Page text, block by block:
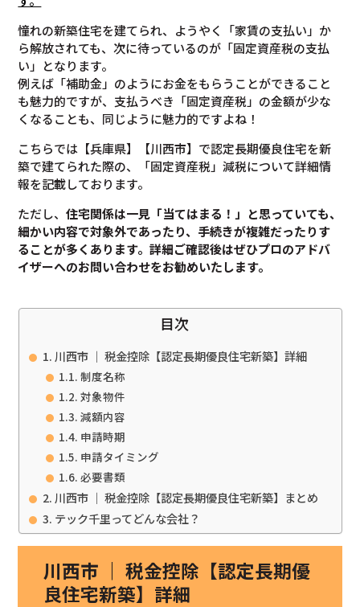
憧れの新築住宅を建てられ、ようやく「家賃の支払い」か
ら解放されても、次に待っているのが「固定資産税の支払
い」となります。
例えば「補助金」のようにお金をもらうことができること
も魅力的ですが、支払うべき「固定資産税」の金額が少な
くなることも、同じように魅力的ですよね！
こちらでは【兵庫県】【川西市】で認定長期優良住宅を新
築で建てられた際の、「固定資産税」減税について詳細情
報を記載しております。
ただし、住宅関係は一見「当てはまる！」と思っていても、
細かい内容で対象外であったり、手続きが複雑だったりす
ることが多くあります。詳細ご確認後はぜひプロのアドバ
イザーへのお問い合わせをお勧めいたします。
目次
川西市 ｜ 税金控除【認定長期優良住宅新築】詳細
制度名称
対象物件
減額内容
申請時期
申請タイミング
必要書類
川西市 ｜ 税金控除【認定長期優良住宅新築】まとめ
テック千里ってどんな会社？
川西市 ｜ 税金控除【認定長期優
良住宅新築】詳細